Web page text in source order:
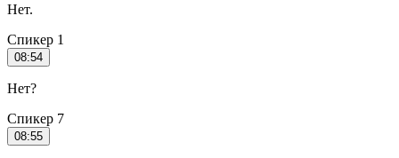
Нет.
Спикер 1
08:54
Нет?
Спикер 7
08:55